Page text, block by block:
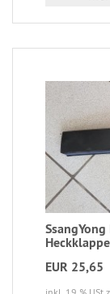
EUR 25,65